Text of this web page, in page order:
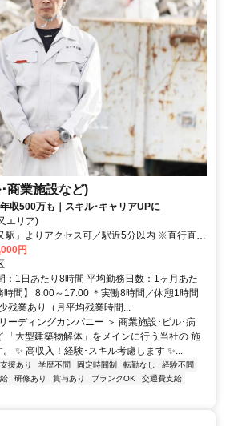
商業施設など)
収500万も｜スキル･キャリアUPに
エリア)
駅」よりアクセス可／駅近5分以内 ※直行直帰
円
：1日あたり8時間 平均勤務日数：1ヶ月あた
時間】 8:00～17:00 ＊実働8時間／休憩1時間
残業あり（月平均残業時間...
ーディングカンパニー ＞ 商業施設･ビル･病
「大型建築物解体」をメインに行う当社の 施
✨ 高収入！経験･スキル考慮します ✨...
援あり 学歴不問 固定時間制 転勤なし
経験不問
研修あり 賞与あり ブランクOK
交通費支給